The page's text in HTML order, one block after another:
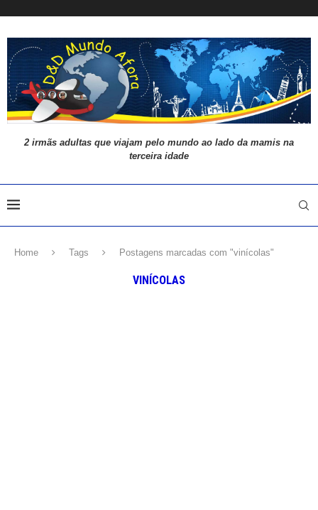
2 irmãs adultas que viajam pelo mundo ao lado da mamis na
terceira idade
Home Tags Postagens marcadas com "vinícolas"
VINÍCOLAS